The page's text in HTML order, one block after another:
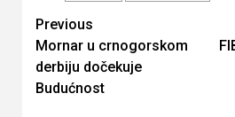
Continue
Reading
Previous
Mornar u crnogorskom
derbiju dočekuje
Budućnost